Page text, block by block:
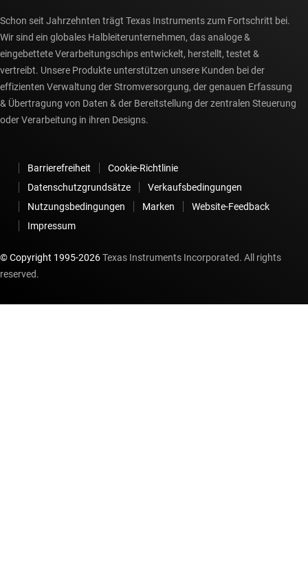
Schon seit Jahrzehnten trägt Texas Instruments zum Fortschritt bei.
Wir sind ein globales Halbleiterunternehmen, das analoge &
eingebettete Verarbeitungschips entwickelt, herstellt, testet &
vertreibt. Unsere Produkte unterstützen unsere Kunden bei der
effizienten Verwaltung der Stromversorgung, der genauen Erfassung
& Übertragung von Daten & der Bereitstellung der zentralen Steuerung
oder Verarbeitung in ihren Designs.
Barrierefreiheit
Cookie-Richtlinie
Datenschutzgrundsätze
Verkaufsbedingungen
Nutzungsbedingungen
Marken
Website-Feedback
Impressum
© Copyright 1995-2026Texas Instruments Incorporated. All rights
reserved.